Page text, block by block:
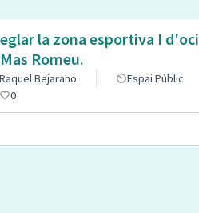
la zona esportiva I d'oci
Romeu.
Raquel Bejarano Espai Públic
0